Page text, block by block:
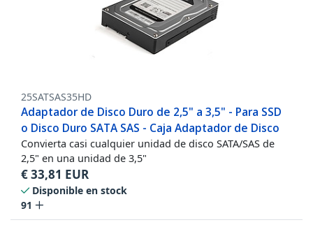
25SATSAS35HD
Adaptador de Disco Duro de 2,5" a 3,5" - Para SSD
o Disco Duro SATA SAS - Caja Adaptador de Disco
Convierta casi cualquier unidad de disco SATA/SAS de
2,5" en una unidad de 3,5"
€33,81 EUR
Disponible en stock
91